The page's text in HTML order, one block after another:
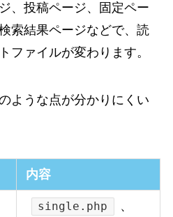
、投稿ページ、固定ペー
索結果ページなどで、読
ファイルが変わります。
ような点が分かりにくい
内容
single.php 、